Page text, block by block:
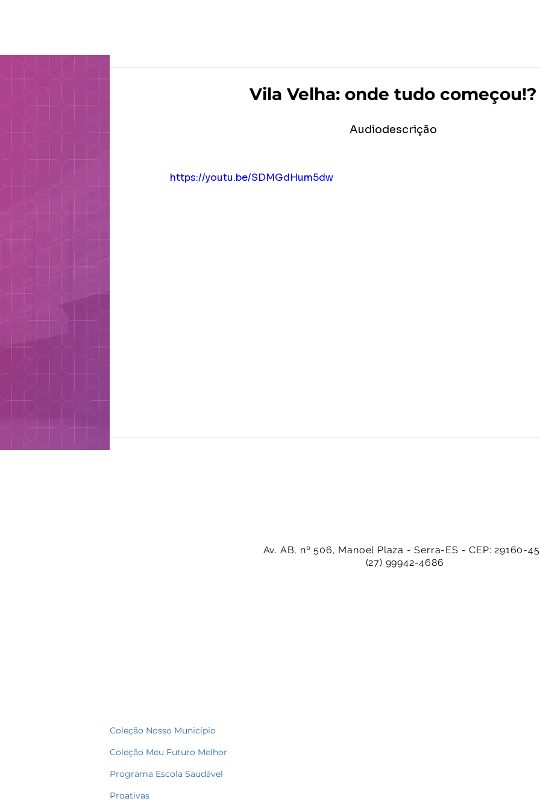
Vila Velha: onde tudo começou!?
Audiodescrição
https://youtu.be/SDMGdHum5dw
Av. AB, nº 506, Manoel Plaza - Serra-ES - CEP: 29160-
(27) 99942-4686
Coleção Nosso Município
Coleção Meu Futuro Melhor
Programa Escola Saudável
Proativas